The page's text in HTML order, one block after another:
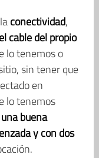
conectividad,
cable del propio
lo tenemos o
sin tener que
en
lo tenemos
buena
y con dos